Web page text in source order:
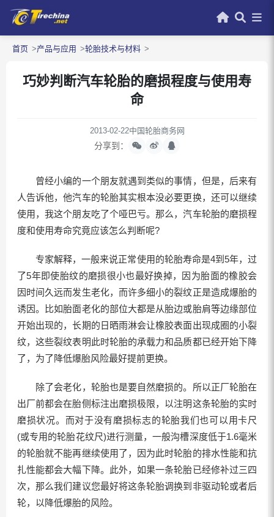
首页 产品与应用 轮胎技术与材料
巧妙判断汽车轮胎的磨损程度与使用寿
命
2013-02-22中国轮胎商务网
分享到：
曾经小编的一个朋友就遇到类似的事情，但是，后来有
人告诉他，他汽车的轮胎其实根本没必要更换，还可以继续
使用，我这个朋友吃了个哑巴亏。那么，汽车轮胎的磨损程
度和使用寿命究竟应该怎么判断呢?
专家解释，一般来说正常使用的轮胎寿命是4到5年，过
了5年即使胎纹的磨损很小也最好换掉，因为胎面的橡胶会
因时间久远而发生老化，而许多细小的裂纹正是造成爆胎的
诱因。比如胎面老化的部位大都是从胎边或胎肩等边缘部位
开始出现的，长期的日晒雨淋会让橡胶表面出现成圈的小裂
纹，这些裂纹表明此时轮胎的承载力和品质都已经开始下降
了，为了降低爆胎风险最好提前更换。
除了会老化，轮胎也是要自然磨损的。所以正厂轮胎在
出厂前都会在胎侧标注出磨损极限，以注明这条轮胎的实时
磨损状况。而对于没有磨损标志的轮胎我们也可以用卡尺
(或专用的轮胎花纹尺)进行测量，一般沟槽深度低于1.6毫米
的轮胎就不能再继续使用了，因为此时轮胎的排水性能和抗
扎性能都会大幅下降。此外，如果一条轮胎已经修补过三四
次，那么我们建议您最好将这条轮胎调换到非驱动轮或者后
轮，以降低爆胎的风险。